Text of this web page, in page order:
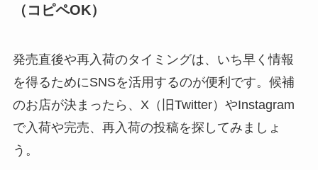
（コピペOK）
発売直後や再入荷のタイミングは、いち早く情報
を得るためにSNSを活用するのが便利です。候補
のお店が決まったら、X（旧Twitter）やInstagram
で入荷や完売、再入荷の投稿を探してみましょ
う。